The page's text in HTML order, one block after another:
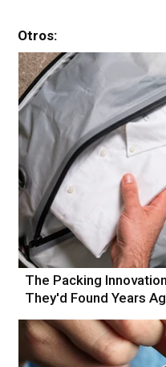
Otros:
The Packing
They'd Found Years